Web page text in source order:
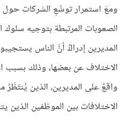
ومعَ استمرار توسُّعِ الشركات حول
الصعوبات المرتبطة بتوجيه
المديرين إدراكُ أنَّ الناس
الاختلاف عن بعضها، وذلك بسبب
واقعٌ على المديرين، الذين يُنتَظَرُ
الاختلافات بين الموظفين الذين